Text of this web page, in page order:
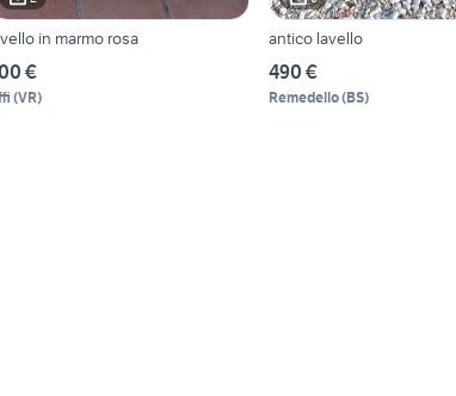
in marmo rosa
€
(VR)
antico lavello
490 €
Remedello(BS)